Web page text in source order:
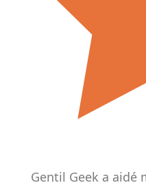
Gentil Geek a aidé